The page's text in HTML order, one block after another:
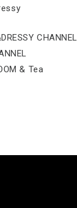
CHANNEL
& Tea